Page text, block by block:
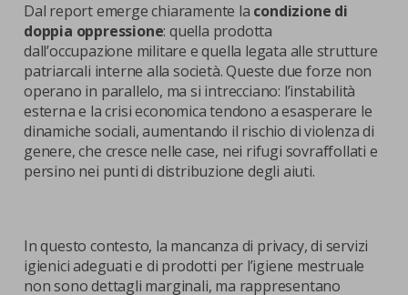
Dal report emerge chiaramente la condizione di
doppia oppressione: quella prodotta
dall’occupazione militare e quella legata alle strutture
patriarcali interne alla società. Queste due forze non
operano in parallelo, ma si intrecciano: l’instabilità
esterna e la crisi economica tendono a esasperare le
dinamiche sociali, aumentando il rischio di violenza di
genere, che cresce nelle case, nei rifugi sovraffollati e
persino nei punti di distribuzione degli aiuti.
In questo contesto, la mancanza di privacy, di servizi
igienici adeguati e di prodotti per l’igiene mestruale
non sono dettagli marginali, ma rappresentano